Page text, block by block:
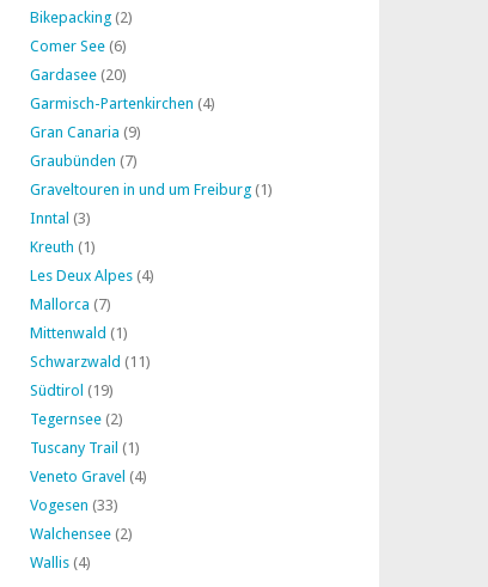
Bikepacking (2)
Comer See (6)
Gardasee (20)
Garmisch-Partenkirchen (4)
Gran Canaria (9)
Graubünden (7)
Graveltouren in und um Freiburg (1)
Inntal (3)
Kreuth (1)
Les Deux Alpes (4)
Mallorca (7)
Mittenwald (1)
Schwarzwald (11)
Südtirol (19)
Tegernsee (2)
Tuscany Trail (1)
Veneto Gravel (4)
Vogesen (33)
Walchensee (2)
Wallis (4)